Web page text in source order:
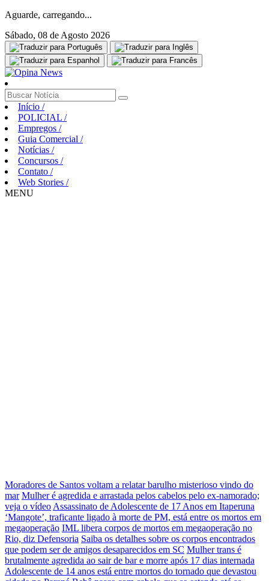
Aguarde, carregando...
Sábado, 08 de Agosto 2026
Início /
POLICIAL /
Empregos /
Guia Comercial /
Notícias /
Concursos /
Contato /
Web Stories /
MENU
Moradores de Santos voltam a relatar barulho misterioso vindo do
mar Mulher é agredida e arrastada pelos cabelos pelo ex-namorado;
veja o vídeo Assassinato de Adolescente de 17 Anos em Itaperuna
‘Mangote’, traficante ligado à morte de PM, está entre os mortos em
megaoperação IML libera corpos de mortos em megaoperação no
Rio, diz Defensoria Saiba os detalhes sobre os corpos encontrados
que podem ser de amigos desaparecidos em SC Mulher trans é
brutalmente agredida ao sair de bar e morre após 17 dias internada
Adolescente de 14 anos está entre mortos do tornado que devastou